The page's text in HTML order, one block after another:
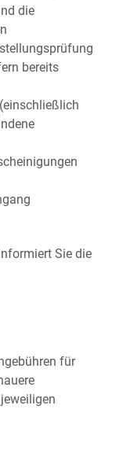
die
bereits
Sie die
für